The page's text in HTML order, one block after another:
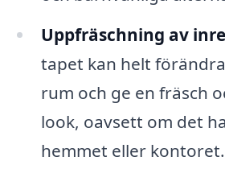
Uppfräschning av
tapet kan helt
rum och ge en fräsch
look, oavsett om det
hemmet eller kontoret.